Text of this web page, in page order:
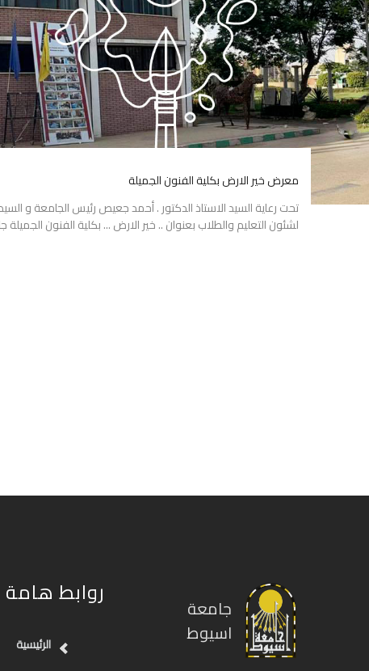
معرض خير الارض بكلية الفنون الجميلة
تحت رعاية السيد الاستاذ الدكتور . أحمد جعيص رئيس الجامعة و
لشئون التعليم والطلاب بعنوان .. خير الارض ... بكلية الفنون الجميلة جامعة
جامعة
اسيوط
روابط هامة
الرئيسية